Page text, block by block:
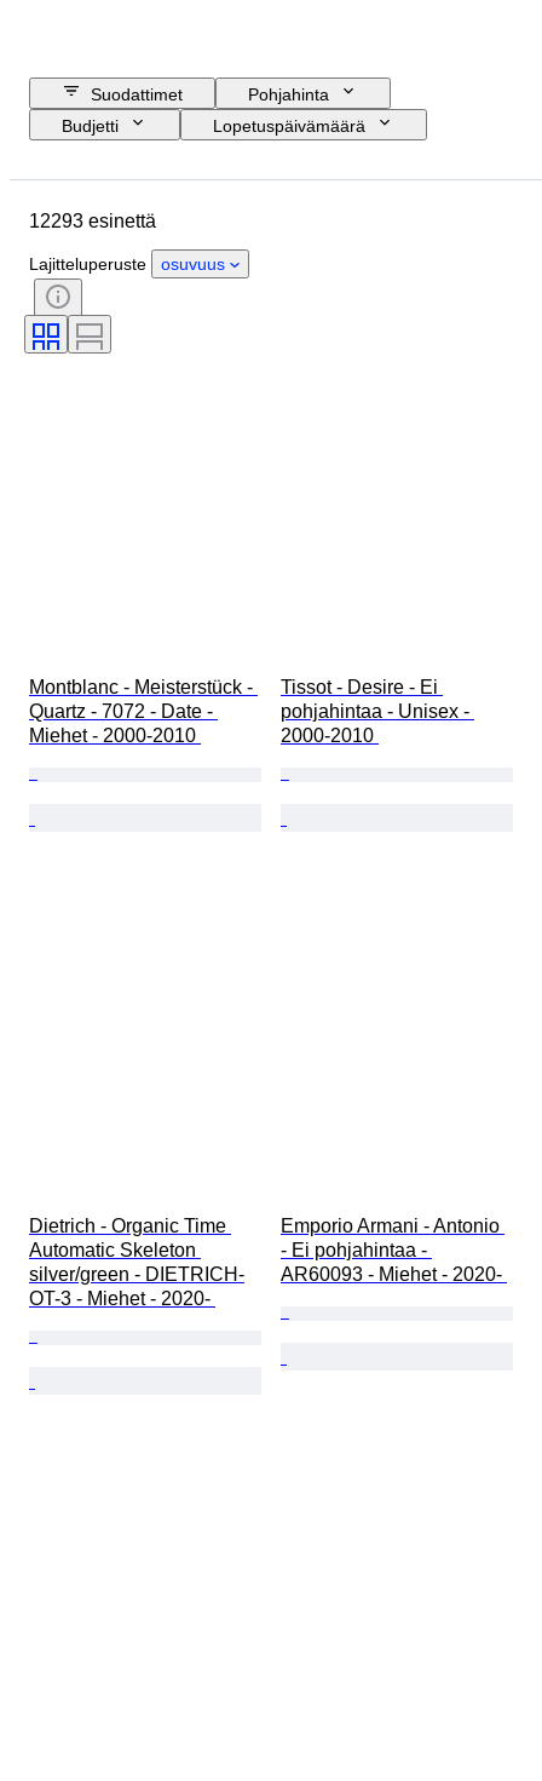
Suodattimet
Pohjahinta
Budjetti
Lopetuspäivämäärä
Esine
Sukupuoli
Ajanjakso
Sertifiointi
Painos
Rannekellon liike
12293 esinettä
Lajitteluperuste osuvuus
Montblanc - Meisterstück -
Quartz - 7072 - Date -
Miehet - 2000-2010
Tissot - Desire - Ei
pohjahintaa - Unisex -
2000-2010
Dietrich - Organic Time
Automatic Skeleton
silver/green - DIETRICH-
OT-3 - Miehet - 2020-
Emporio Armani - Antonio
- Ei pohjahintaa -
AR60093 - Miehet - 2020-